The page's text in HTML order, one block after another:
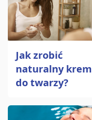
Jak zrobić
naturalny krem
do twarzy?